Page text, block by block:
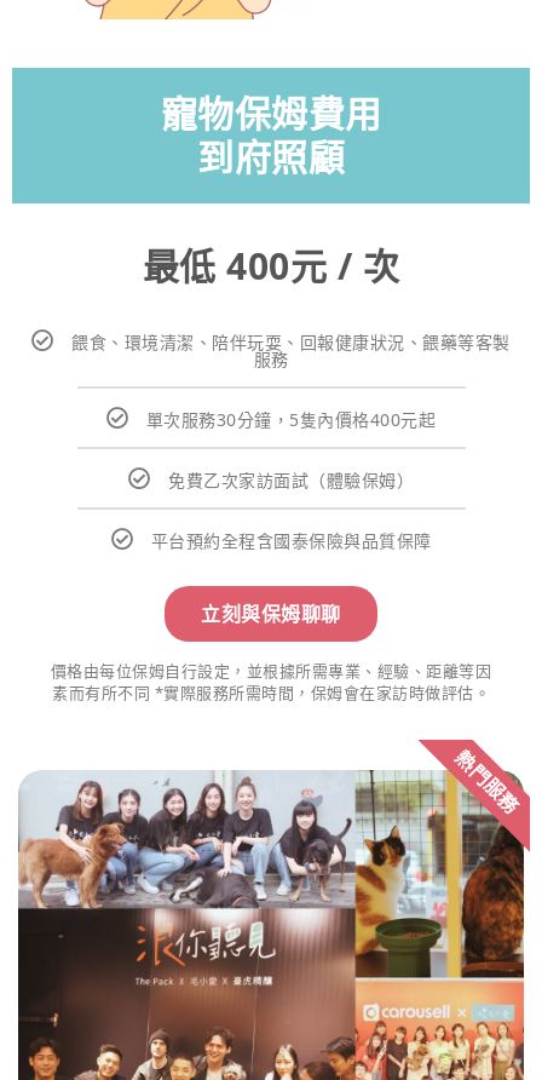
寵物保姆費用
到府照顧
最低 400元 / 次
餵食、環境清潔、陪伴玩耍、回報健康狀況、餵藥等客製
服務
單次服務30分鐘，5隻內價格400元起
免費乙次家訪面試（體驗保姆）
平台預約全程含國泰保險與品質保障
立刻與保姆聊聊
價格由每位保姆自行設定，並根據所需專業、經驗、距離等因
素而有所不同 *實際服務所需時間，保姆會在家訪時做評估。
熱門服務